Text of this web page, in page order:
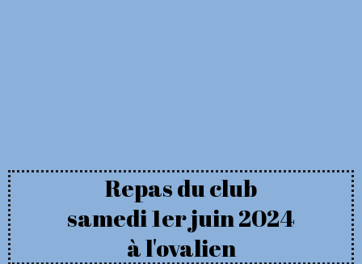
Repas du club
samedi 1er juin 2024
à l'ovalien